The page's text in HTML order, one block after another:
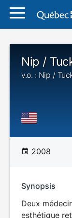
Nip /
v.o. : Nip /
2008
Synopsis
Deux
esthétique